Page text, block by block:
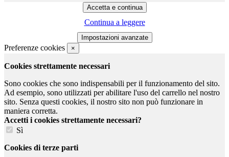
Continua a leggere
Preferenze cookies ×
Cookies strettamente necessari
Sono cookies che sono indispensabili per il funzionamento del sito.
Ad esempio, sono utilizzati per abilitare l'uso del carrello nel nostro
sito. Senza questi cookies, il nostro sito non può funzionare in
maniera corretta.
Accetti i cookies strettamente necessari?
Sì
Cookies di terze parti